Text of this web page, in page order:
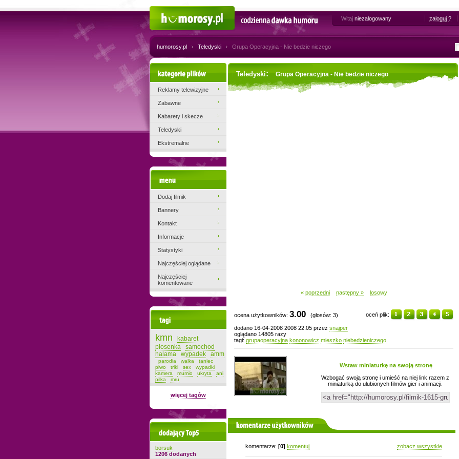
Codzienna dawka humoru
Witaj niezalogowany zaloguj ?
humorosy.pl Teledyski Grupa Operacyjna - Nie bedzie niczego
Teledyski: Grupa Operacyjna - Nie bedzie niczego
« poprzedni następny » losowy
ocena użytkowników: 3.00 (głosów: 3) oceń plik:
dodano 16-04-2008 2008 22:05 przez snajper
oglądano 14805 razy
tagi: grupaoperacyjna kononowicz mieszko niebedzieniczego
Wstaw miniaturkę na swoją stronę
Wzbogać swoją stronę i umieść na niej link razem z
miniaturką do ulubionych filmów gier i animacji.
komentarze użytkowników
komentarze: [0] komentuj zobacz wszystkie
Kategorie plików
Reklamy telewizyjne
Zabawne
Kabarety i skecze
Teledyski
Ekstremalne
Dodaj filmik
Bannery
Kontakt
Informacje
Statystyki
Najczęściej oglądane
Najczęściej
komentowane
kmn
kabaret
piosenka
samochod
halama
wypadek amm
parodia walka
taniec
piwo
triki sex
wypadki
kamera
mumio ukryta
ani
pilka
mru
więcej tagów
Dodający top-5
borsuk
1206 dodanych